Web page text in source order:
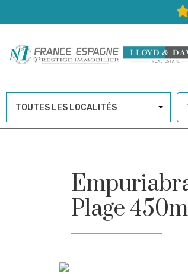
TOUTES LES LOCALITÉS
Plage 450m